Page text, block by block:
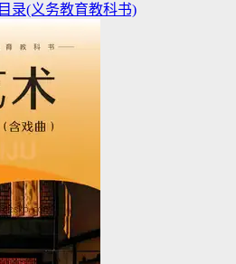
录(义务教育教科书)